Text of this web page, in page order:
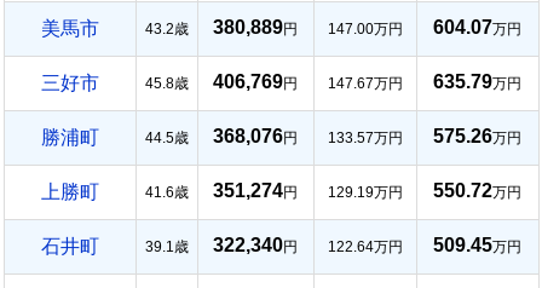
美馬市 43.2歳 380,889円 147.00万円 604.07万円
三好市 45.8歳 406,769円 147.67万円 635.79万円
勝浦町 44.5歳 368,076円 133.57万円 575.26万円
上勝町 41.6歳 351,274円 129.19万円 550.72万円
石井町 39.1歳 322,340円 122.64万円 509.45万円